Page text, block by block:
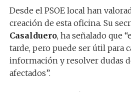
Desde el PSOE local han
creación de esta oficina. Su
Casalduero, ha señalado que
tarde, pero puede ser útil para
información y resolver dudas
afectados”.